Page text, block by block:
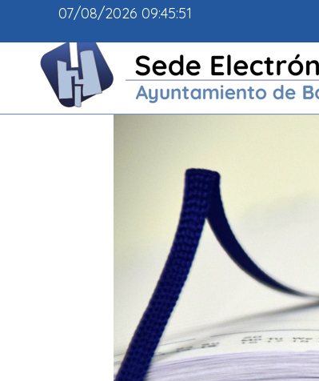
07/08/2026 09:45:53